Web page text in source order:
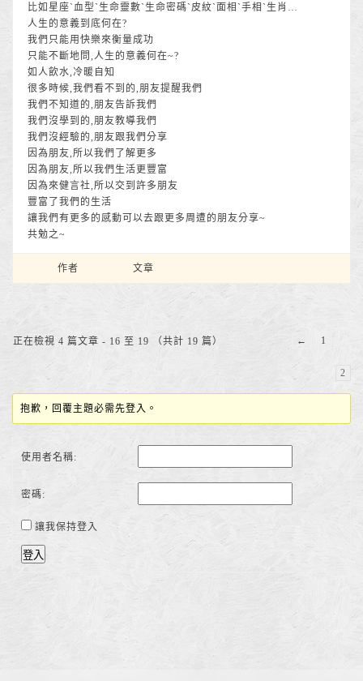
比如星座`血型`生命靈數`生命密碼`皮紋`面相`手相`生肖…
人生的意義到底何在?
我們只能用快樂來衡量成功
只能不斷地問,人生的意義何在~?
如人飲水,冷暖自知
很多時候,我們看不到的,朋友提醒我們
我們不知道的,朋友告訴我們
我們沒學到的,朋友教導我們
我們沒經驗的,朋友跟我們分享
因為朋友,所以我們了解更多
因為朋友,所以我們生活更豐富
因為來健言社,所以交到許多朋友
豐富了我們的生活
讓我們有更多的感動可以去跟更多周遭的朋友分享~
共勉之~
作者 文章
正在檢視 4 篇文章 - 16 至 19 （共計 19 篇） ← 1
2
抱歉，回覆主題必需先登入。
使用者名稱:
密碼:
讓我保持登入
登入